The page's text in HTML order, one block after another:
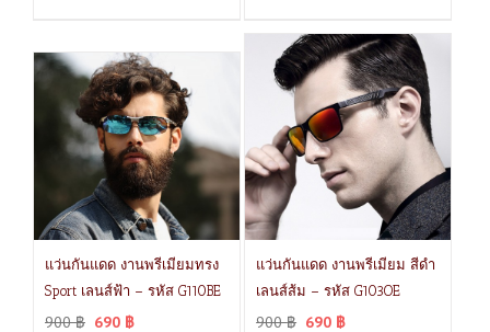
แว่นกันแดด งานพรีเมียมทรง
Sport เลนส์ฟ้า – รหัส G110BE
900฿ 690 ฿
แว่นกันแดด งานพรีเมียม สีดำ
เลนส์ส้ม – รหัส G103OE
900฿ 690 ฿